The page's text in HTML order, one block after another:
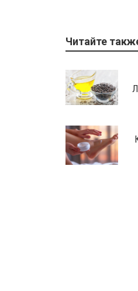
Читайте